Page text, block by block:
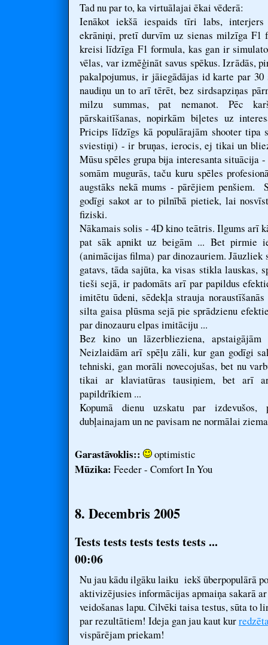
Tad nu par to, ka virtuālajai ēkai vēderā:
Ienākot iekšā iespaids tīri labs,
ekrāniņi, pretī durvīm uz sienas milzīga F1
kreisi līdzīga F1 formula, kas gan ir
vēlas, var izmēģināt savus spēkus. Izrādās,
pakalpojumus, ir jāiegādājas id karte par
naudiņu un to arī tērēt, bez sirdsapziņas
milzu summas, pat nemanot. Pēc
pārskaitīšanas, nopirkām biļetes uz
Pricips līdzīgs kā populārajām shooter tipa
sviestiņi) - ir bruņas, ierocis, ej tikai un
Mūsu spēles grupa bija interesanta situācija
somām mugurās, taču kuru spēles
augstāks nekā mums - pārējiem penšiem.
godīgi sakot ar to pilnībā pietiek, lai
fiziski.
Nākamais solis - 4D kino teātris. Ilgums arī
pat sāk apnikt uz beigām ... Bet pirmie
(animācijas filma) par dinozauriem.
gatavs, tāda sajūta, ka visas stikla lauskas,
tieši sejā, ir padomāts arī par papildus
imitētu ūdeni, sēdekļa strauja
silta gaisa plūsma sejā pie sprādzienu
par dinozauru elpas imitāciju ...
Bez kino un lāzerblieziena,
Neizlaidām arī spēļu zāli, kur gan godīgi
tehniski, gan morāli novecojušas, bet nu
tikai ar klaviatūras tausiņiem, bet arī
papildrīkiem ...
Kopumā dienu uzskatu par
dubļainajam un ne pavisam ne normālai
Garastāvoklis:: optimistic
Mūzika: Feeder - Comfort In You
8. Decembris 2005
Tests tests tests tests tests ...
00:06
Nu jau kādu ilgāku laiku iekš ūberpopulārā
aktivizējusies informācijas apmaiņa sakarā
veidošanas lapu. Cilvēki taisa testus, sūta to
par rezultātiem! Ideja gan jau kaut kur
vispārējam priekam!